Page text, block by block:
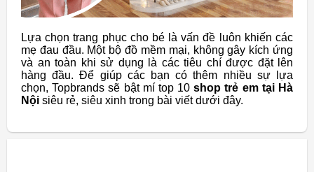
Lựa chọn trang phục cho bé là vấn đề luôn khiến các
mẹ đau đầu. Một bộ đồ mềm mại, không gây kích ứng
và an toàn khi sử dụng là các tiêu chí được đặt lên
hàng đầu. Để giúp các bạn có thêm nhiều sự lựa
chọn, Topbrands sẽ bật mí top 10shop trẻ em tại Hà
Nội siêu rẻ, siêu xinh trong bài viết dưới đây.